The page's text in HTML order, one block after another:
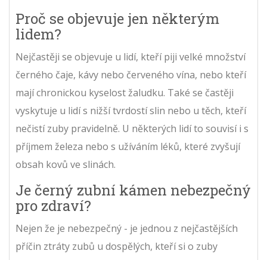
Proč se objevuje jen některým
lidem?
Nejčastěji se objevuje u lidí, kteří piji velké množství
černého čaje, kávy nebo červeného vína, nebo kteří
mají chronickou kyselost žaludku. Také se častěji
vyskytuje u lidí s nižší tvrdostí slin nebo u těch, kteří
nečistí zuby pravidelně. U některých lidí to souvisí i s
příjmem železa nebo s užíváním léků, které zvyšují
obsah kovů ve slinách.
Je černý zubní kámen nebezpečný
pro zdraví?
Nejen že je nebezpečný - je jednou z nejčastějších
příčin ztráty zubů u dospělých, kteří si o zuby